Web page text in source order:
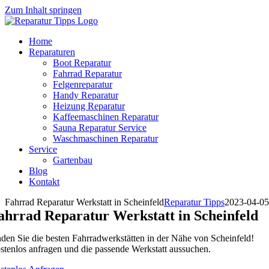
Zum Inhalt springen
Home
Reparaturen
Boot Reparatur
Fahrrad Reparatur
Felgenreparatur
Handy Reparatur
Heizung Reparatur
Kaffeemaschinen Reparatur
Sauna Reparatur Service
Waschmaschinen Reparatur
Service
Gartenbau
Blog
Kontakt
Fahrrad Reparatur Werkstatt in ScheinfeldReparatur Tipps2023-04-
Reparatur Werkstatt in Scheinfeld
Sie die besten Fahrradwerkstätten in der Nähe von Scheinfeld!
anfragen und die passende Werkstatt aussuchen.